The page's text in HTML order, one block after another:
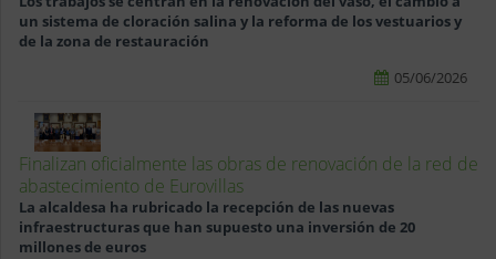
un sistema de cloración salina y la reforma de los vestuarios y
de la zona de restauración
05/06/2026
Finalizan oficialmente las obras de renovación de la red de
abastecimiento de Eurovillas
La alcaldesa ha rubricado la recepción de las nuevas
infraestructuras que han supuesto una inversión de 20
millones de euros